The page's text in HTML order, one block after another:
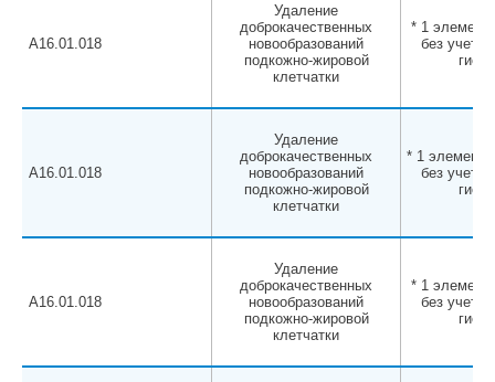
A16.01.018
Удаление
доброкачественных
новообразований
подкожно-жировой
клетчатки
* 1 элемент
без учета
A16.01.018
Удаление
доброкачественных
новообразований
подкожно-жировой
клетчатки
* 1 элемент
без учета
A16.01.018
Удаление
доброкачественных
новообразований
подкожно-жировой
клетчатки
* 1 элемент
без учета